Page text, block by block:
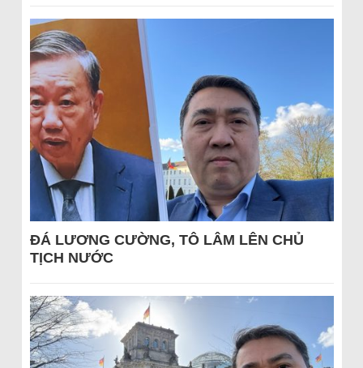
ĐÁ LƯƠNG CƯỜNG, TÔ LÂM LÊN CHỦ
TỊCH NƯỚC